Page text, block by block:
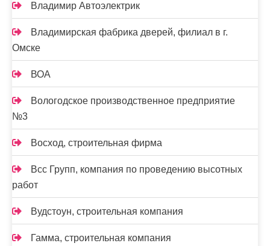
Владимир Автоэлектрик
Владимирская фабрика дверей, филиал в г.
Омске
ВОА
Вологодское производственное предприятие
№3
Восход, строительная фирма
Всс Групп, компания по проведению высотных
работ
Вудстоун, строительная компания
Гамма, строительная компания